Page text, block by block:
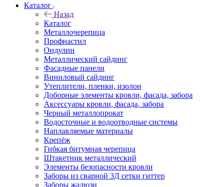
Каталог
Назад
Каталог
Металлочерепица
Профнастил
Ондулин
Металлический сайдинг
Фасадные панели
Виниловый сайдинг
Утеплители, пленки, изолон
Доборные элементы кровли, фасада, забора
Аксессуары кровли, фасада, забора
Черный металлопрокат
Водосточные и водоотводные системы
Наплавляемые материалы
Крепёж
Гибкая битумная черепица
Штакетник металлический
Элементы безопасности кровли
Заборы из сварной 3Д сетки гиттер
Заборы жалюзи